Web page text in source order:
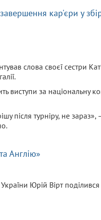
кар'єри у
слова своєї сестри
виступи за національну
після турніру, не зараз»,
Англію»
Юрій Вірт